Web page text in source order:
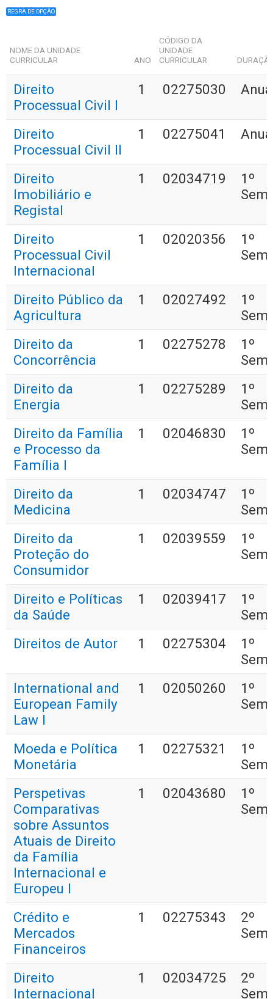
REGRA DE OPÇÃO
NOME DA UNIDADE
CURRICULAR
ANO
CÓDIGO DA
UNIDADE
CURRICULAR
Direito
Processual Civil I
1 02275030
Direito
Processual Civil II
1 02275041
Direito
Imobiliário e
Registal
1 02034719
1º
Direito
Processual Civil
Internacional
1 02020356
1º
Direito Público da
Agricultura
1 02027492
1º
Direito da
Concorrência
1 02275278
1º
Direito da
Energia
1 02275289
1º
Direito da Família
e Processo da
Família I
1 02046830
1º
Direito da
Medicina
1 02034747
1º
Direito da
Proteção do
Consumidor
1 02039559
1º
Direito e Políticas
da Saúde
1 02039417
1º
Direitos de Autor
1 02275304
1º
International and
European Family
Law I
1 02050260
1º
Moeda e Política
Monetária
1 02275321
1º
Perspetivas
Comparativas
sobre Assuntos
Atuais de Direito
da Família
Internacional e
Europeu I
1 02043680
1º
Crédito e
Mercados
Financeiros
1 02275343
2º
Direito
Internacional
1 02034725
2º